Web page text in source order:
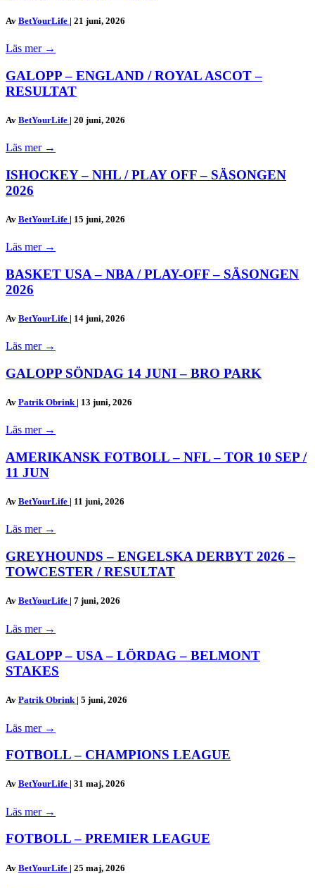
Av BetYourLife | 21 juni, 2026
Läs mer →
GALOPP – ENGLAND / ROYAL ASCOT –
RESULTAT
Av BetYourLife | 20 juni, 2026
Läs mer →
ISHOCKEY – NHL / PLAY OFF – SÄSONGEN
2026
Av BetYourLife | 15 juni, 2026
Läs mer →
BASKET USA – NBA / PLAY-OFF – SÄSONGEN
2026
Av BetYourLife | 14 juni, 2026
Läs mer →
GALOPP SÖNDAG 14 JUNI – BRO PARK
Av Patrik Obrink | 13 juni, 2026
Läs mer →
AMERIKANSK FOTBOLL – NFL – TOR 10 SEP /
11 JUN
Av BetYourLife | 11 juni, 2026
Läs mer →
GREYHOUNDS – ENGELSKA DERBYT 2026 –
TOWCESTER / RESULTAT
Av BetYourLife | 7 juni, 2026
Läs mer →
GALOPP – USA – LÖRDAG – BELMONT
STAKES
Av Patrik Obrink | 5 juni, 2026
Läs mer →
FOTBOLL – CHAMPIONS LEAGUE
Av BetYourLife | 31 maj, 2026
Läs mer →
FOTBOLL – PREMIER LEAGUE
Av BetYourLife | 25 maj, 2026